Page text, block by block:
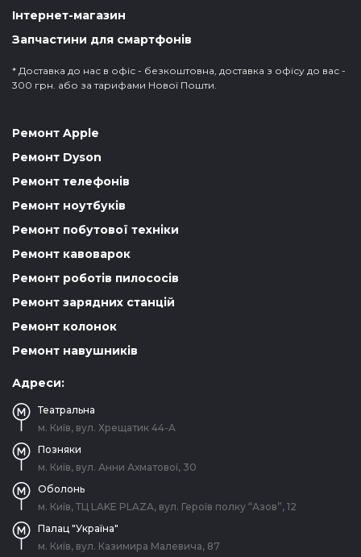
Інтернет-магазин
Запчастини для смартфонів
* Доставка до нас в офіс - безкоштовна, доставка з офісу до вас -
300 грн. або за тарифами Нової Пошти.
Ремонт Apple
Ремонт Dyson
Ремонт телефонів
Ремонт ноутбуків
Ремонт побутової техніки
Ремонт кавоварок
Ремонт роботів пилососів
Ремонт зарядних станцій
Ремонт колонок
Ремонт навушників
Адреси:
Театральна
м. Київ, вул. Хрещатик 44-A
Позняки
м. Київ, вул. Анни Ахматової, 30
Оболонь
м. Київ, ТЦ LAKE PLAZA, вул. Героїв полку “Азов”, 12
Палац "Україна"
м. Київ, вул. Казимира Малевича, 87